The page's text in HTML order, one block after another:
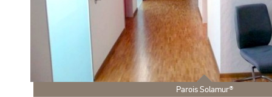
Parois Solamur®